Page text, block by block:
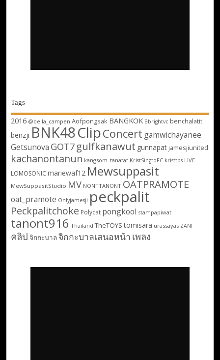
Tags
2016 @bella_campen Aofpongsak BANGKOK Bbrightvc benchalatit
benzji BNK48ClipConcert gamwichayanee
Getsunova GOT7 gulfkanawut gunnapat jamesjiunited
kachanontanun kangsom_tanatat KristSingtoFC kristtps LIVE
LOMOSONIC mariewaf12 Mewsuppasit
MewSuppasitStudio MV NONTTANONT OATPRAMOTE
oat_pramote Onlyjamesji peckpalit
Peckpalitchoke Polycat pongkool stampapiwat
tanont916 Thailand TheTOYS tomisara urassayas ZANI
คลิป จิกกะบาลจิกกะบาลเสนอหน้า เพลง